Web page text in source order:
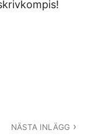
NÄSTA INLÄGG